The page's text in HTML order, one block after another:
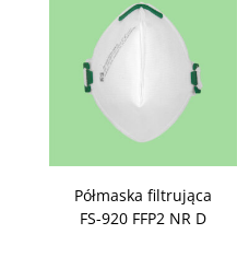
Półmaska filtrująca
FS-920 FFP2 NR D